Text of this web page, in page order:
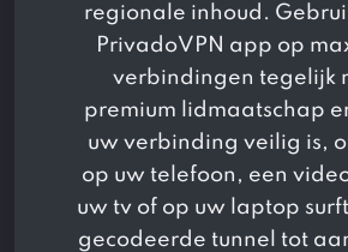
regionale inhoud.
PrivadoVPN app op
verbindingen tegelijk
premium lidmaatschap
uw verbinding veilig is,
op uw telefoon, een
uw tv of op uw laptop
gecodeerde tunnel tot